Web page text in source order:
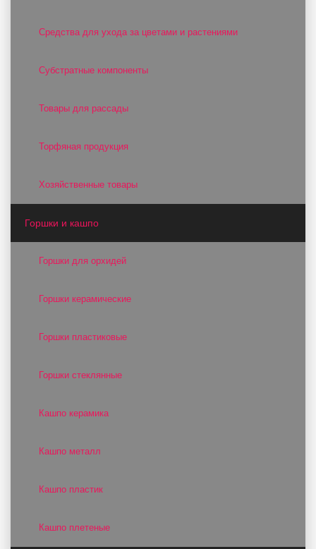
Средства для ухода за цветами и растениями
Субстратные компоненты
Товары для рассады
Торфяная продукция
Хозяйственные товары
Горшки и кашпо
Горшки для орхидей
Горшки керамические
Горшки пластиковые
Горшки стеклянные
Кашпо керамика
Кашпо металл
Кашпо пластик
Кашпо плетеные